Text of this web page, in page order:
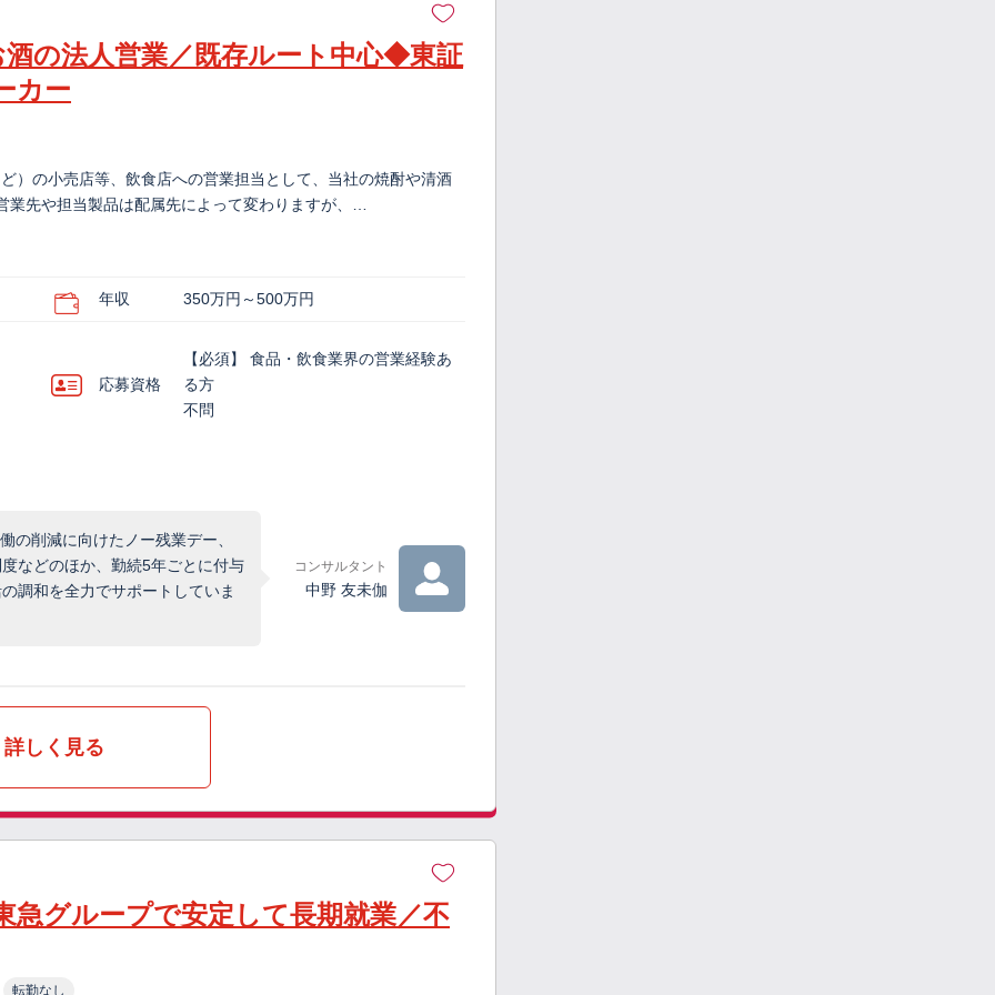
の法人営業／既存ルート中心◆東証
カー
）の小売店等、飲食店への営業担当として、当社の焼酎や清酒
先や担当製品は配属先によって変わりますが、…
年収 350万円～500万円
応募資格
【必須】 食品・飲食業界の営業経験あ
る方
不問
の削減に向けたノー残業デー、
などのほか、勤続5年ごとに付与
調和を全力でサポートしていま
コンサルタント
中野 友未伽
詳しく見る
グループで安定して長期就業／不
転勤なし